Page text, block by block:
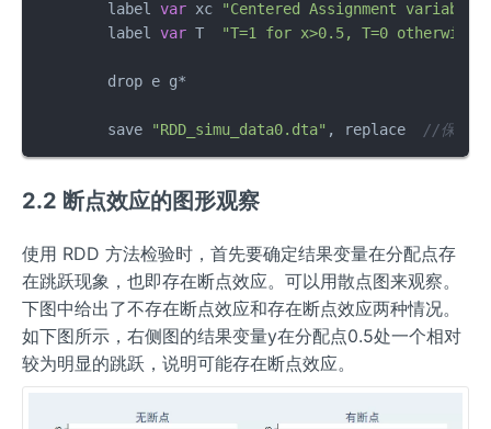
	label
var xc
"Centered Assignment variable
	label
var T "T=1 for x>0.5, T=0 otherwise"
	save
"RDD_simu_data0.dta" , replace //保存一
2.2 断点效应的图形观察
使用 RDD 方法检验时，首先要确定结果变量在分配点存
在跳跃现象，也即存在断点效应。可以用散点图来观察。
下图中给出了不存在断点效应和存在断点效应两种情况。
如下图所示，右侧图的结果变量y在分配点0.5处一个相对
较为明显的跳跃，说明可能存在断点效应。